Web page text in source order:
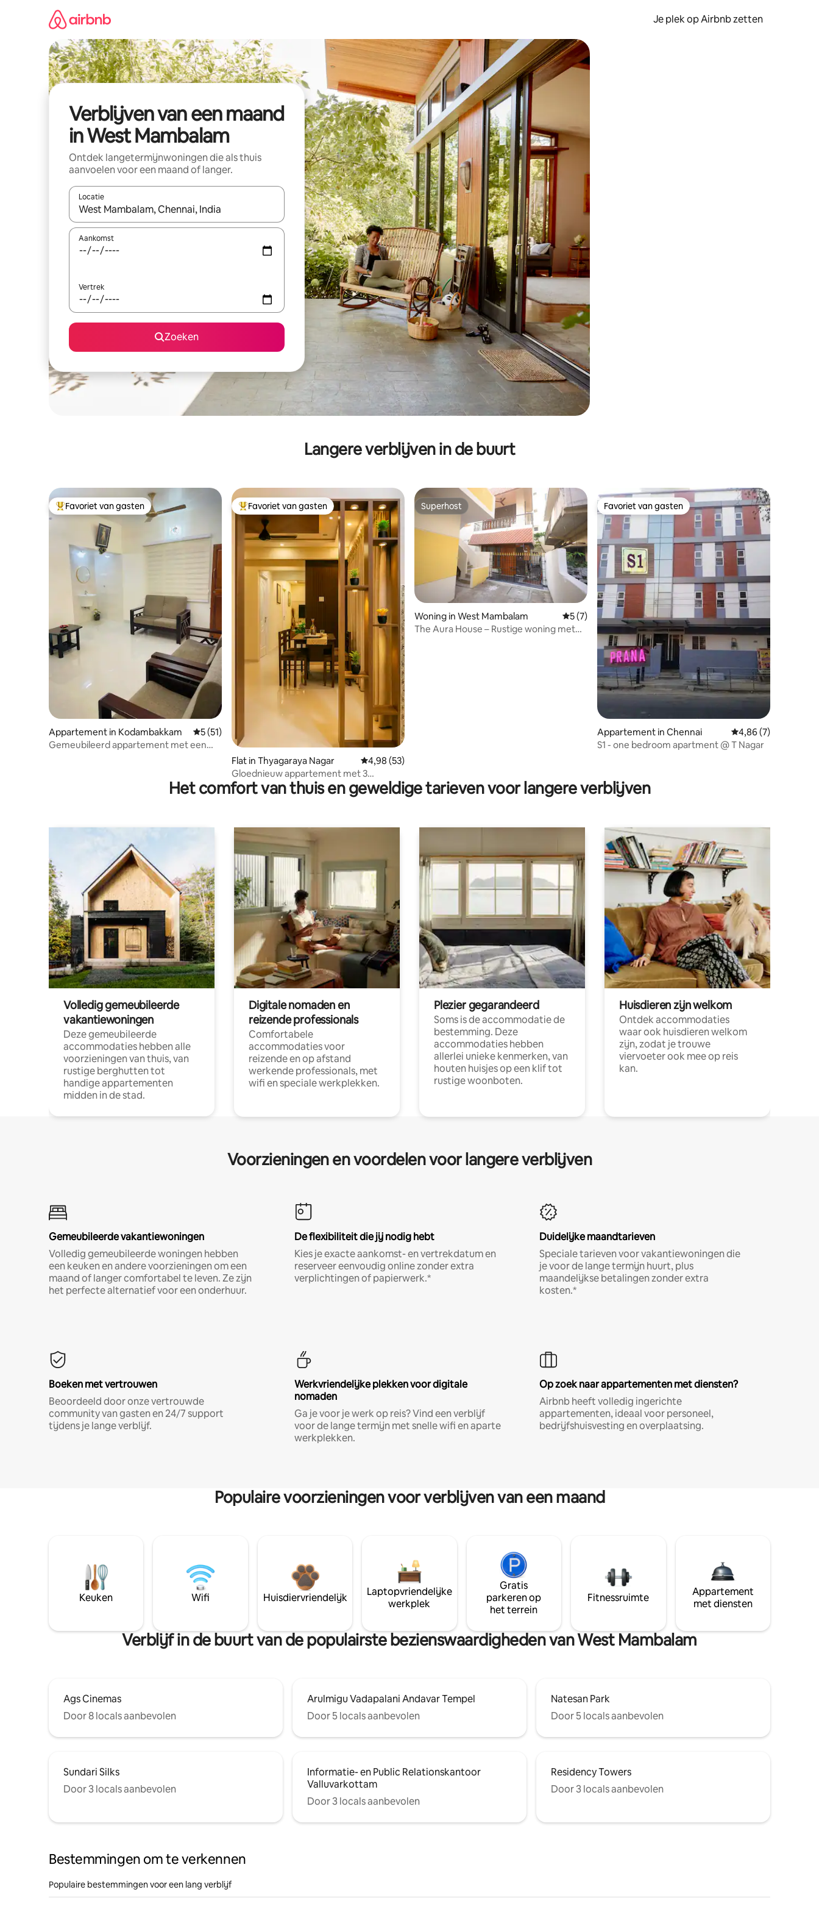
Je plek op Airbnb zetten
Verblijven van een maand
in West Mambalam
Ontdek langetermijnwoningen die als thuis
aanvoelen voor een maand of langer.
Locatie
Wanneer er resultaten beschikbaar zijn, maak je een keuze met je de pijltjestoetsen omhoog en omlaag, óf door te tikken of swipen.
Aankomst
Vertrek
Zoeken
Langere verblijven in de buurt
Topfavoriet van gasten
Favoriet van gasten
Appartement in Kodambakkam Gemiddelde beoordeling van 5 op 5, 51 recensies
5 (51)
Gemeubileerd appartement met een
Topfavoriet van gasten
Favoriet van gasten
Flat in Thyagaraya Nagar Gemiddelde beoordeling van 4,98 op 5, 53 recensies
4,98 (53)
Gloednieuw appartement met 3
slaapkamers | 5 minuten lopen naar T
Nagar Shopping
Superhost
Superhost
Woning in West Mambalam Gemiddelde beoordeling van 5 op 5, 7 recensies
5 (7)
The Aura House – Rustige woning met
Favoriet van gasten
Favoriet van gasten
Appartement in Chennai Gemiddelde
4,86 (7)
S1 - one bedroom apartment @ T Nagar
Het comfort van thuis en geweldige tarieven voor langere verblijven
Volledig gemeubileerde
vakantiewoningen
Deze gemeubileerde
accommodaties hebben alle
voorzieningen van thuis, van
rustige berghutten tot
handige appartementen
midden in de stad.
Digitale nomaden en
reizende professionals
Comfortabele
accommodaties voor
reizende en op afstand
werkende professionals, met
wifi en speciale werkplekken.
Plezier gegarandeerd
Soms is de accommodatie de
bestemming. Deze
accommodaties hebben
allerlei unieke kenmerken, van
houten huisjes op een klif tot
rustige woonboten.
Huisdieren zijn welkom
Ontdek accommodaties
waar ook huisdieren welkom
zijn, zodat je trouwe
viervoeter ook mee op reis
kan.
Voorzieningen en voordelen voor langere verblijven
Gemeubileerde vakantiewoningen
Volledig gemeubileerde woningen hebben
een keuken en andere voorzieningen om een
maand of langer comfortabel te leven. Ze zijn
het perfecte alternatief voor een onderhuur.
De flexibiliteit die jij nodig hebt
Kies je exacte aankomst- en vertrekdatum en
reserveer eenvoudig online zonder extra
verplichtingen of papierwerk.*
Duidelijke maandtarieven
Speciale tarieven voor vakantiewoningen die
je voor de lange termijn huurt, plus
maandelijkse betalingen zonder extra
kosten.*
Boeken met vertrouwen
Beoordeeld door onze vertrouwde
community van gasten en 24/7 support
tijdens je lange verblijf.
Werkvriendelijke plekken voor digitale
nomaden
Ga je voor je werk op reis? Vind een verblijf
voor de lange termijn met snelle wifi en aparte
werkplekken.
Op zoek naar appartementen met diensten?
Airbnb heeft volledig ingerichte
appartementen, ideaal voor personeel,
bedrijfshuisvesting en overplaatsing.
Populaire voorzieningen voor verblijven van een maand
Keuken Wifi Huisdiervriendelijk
Laptopvriendelijke
werkplek
Gratis
parkeren op
het terrein
Fitnessruimte
Appartement
met diensten
Verblijf in de buurt van de populairste bezienswaardigheden van West Mambalam
Ags Cinemas
Door 8 locals aanbevolen
Arulmigu Vadapalani Andavar Tempel
Door 5 locals aanbevolen
Natesan Park
Door 5 locals aanbevolen
Sundari Silks
Door 3 locals aanbevolen
Informatie- en Public Relationskantoor
Valluvarkottam
Door 3 locals aanbevolen
Residency Towers
Door 3 locals aanbevolen
Bestemmingen om te verkennen
Populaire bestemmingen voor een lang verblijf